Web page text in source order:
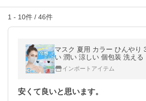
1 - 10件 / 46件
マスク 夏用 カラー ひんやり
い 潤い 涼しい 個包装 洗える
ウィルス PM2.5
インポートアイテム
安くて良いと思います。